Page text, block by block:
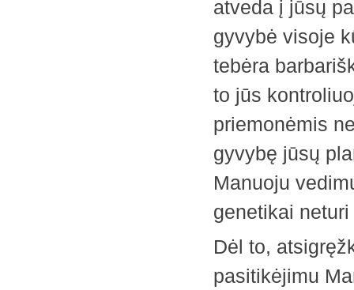
atveda į jūsų
gyvybė visoje
tebėra
to jūs
priemonėmis
gyvybę jūsų
Manuoju
genetikai
Dėl to,
pasitikėjimu